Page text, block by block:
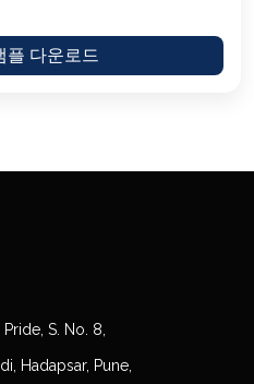
플 다운로드
S. No. 8,
Hadapsar, Pune,